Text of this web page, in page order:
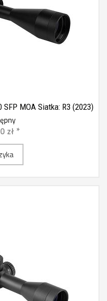
MOA Siatka: R3 (2023)
zł *